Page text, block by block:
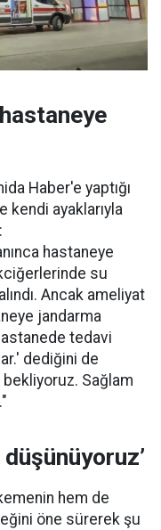
Haber'e yaptığı
kendi ayaklarıyla
hastaneye
su
Ancak ameliyat
jandarma
tedavi
dediğini de
Sağlam
hem de
öne sürerek şu